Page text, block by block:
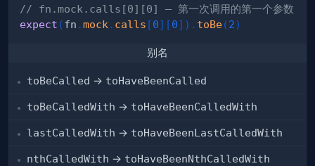
// fn.mock.calls[0][0] — 第一次调用的第一个参数
expect (fn .mock . calls [0] [0] ) . toBe(2)
别名
toBeCalled → toHaveBeenCalled
toBeCalledWith → toHaveBeenCalledWith
lastCalledWith → toHaveBeenLastCalledWith
nthCalledWith → toHaveBeenNthCalledWith